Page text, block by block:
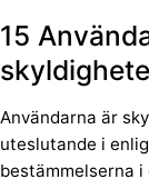
15
Användarna är
uteslutande i
bestämmelserna